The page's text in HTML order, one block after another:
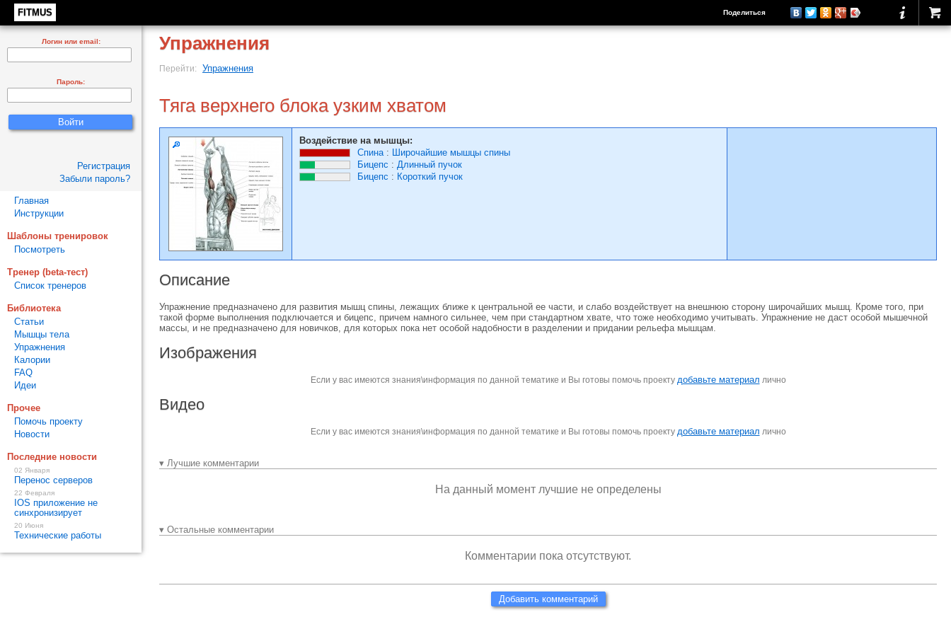
FITMUS Поделиться
Упражнения
Перейти: Упражнения
Тяга верхнего блока узким хватом
Воздействие на мышцы:
Спина: Широчайшие мышцы спины
Бицепс : Длинный пучок
Бицепс : Короткий пучок
Описание
Упражнение предназначено для развития мышц спины, лежащих ближе к центральной ее части, и слабо воздействует на внешнюю сторону широчайших мышц. Кроме того, при
такой форме выполнения подключается и бицепс, причем намного сильнее, чем при стандартном хвате, что тоже необходимо учитывать. Упражнение не даст особой мышечной
массы, и не предназначено для новичков, для которых пока нет особой надобности в разделении и придании рельефа мышцам.
Изображения
Если у вас имеются знания\информация по данной тематике и Вы готовы помочь проекту добавьте материал лично
Видео
Если у вас имеются знания\информация по данной тематике и Вы готовы помочь проекту добавьте материал лично
▾ Лучшие комментарии
На данный момент лучшие не определены
▾ Остальные комментарии
Комментарии пока отсутствуют.
Добавить комментарий
Логин или email:
Пароль:
Регистрация
Забыли пароль?
Главная
Инструкции
Шаблоны тренировок
Посмотреть
Тренер (beta-тест)
Список тренеров
Библиотека
Статьи
Мышцы тела
Упражнения
Калории
FAQ
Идеи
Прочее
Помочь проекту
Новости
Последние новости
02 Января
Перенос серверов
22 Февраля
IOS приложение не
синхронизирует
20 Июня
Технические работы